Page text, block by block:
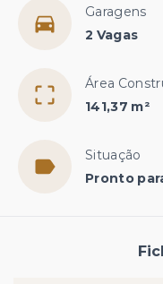
Garagens
2 Vagas
Área
141,37 m²
Situação
Pronto